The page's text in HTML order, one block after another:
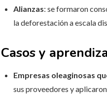
Alianzas: se formaron
la deforestación a escala
Casos y
Empresas oleaginosas
sus proveedores y